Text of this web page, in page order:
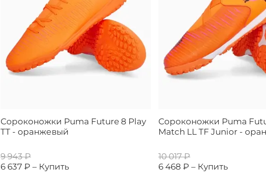
Сороконожки Puma Future 8 Play
TT - оранжевый
9 943 ₽
6 637 ₽ – Купить
Сороконожки Puma
Match LL TF Junior -
10 017 ₽
6 468 ₽ – Купить